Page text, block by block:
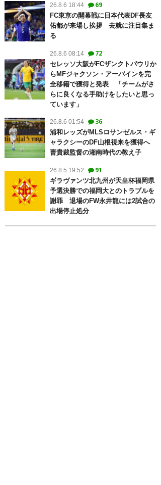
26.8.6 18:44 69
FC東京の開幕戦に日本代表DF長友
佑都が来場し挨拶 去就に注目集ま
る
26.8.6 08:14 72
セレッソ大阪がFCザンクトパウリか
らMFジャクソン・アーバインを完
全移籍で獲得と発表 「チームがさ
らに良くなる手助けをしたいと思っ
ています」
26.8.6 01:54 36
浦和レッズがMLSロサンゼルス・ギ
ャラクシーのDF山根視来を獲得へ
曺貴裁監督の湘南時代の教え子
26.8.5 19:52 91
ギラヴァンツ北九州が天皇杯福岡県
予選決勝での福岡大とのトラブルを
謝罪 退場のFW永井龍には2試合の
出場停止処分